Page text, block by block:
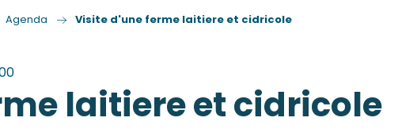
Agenda Visite d'une ferme laitiere et cidricole
laitiere et cidricole